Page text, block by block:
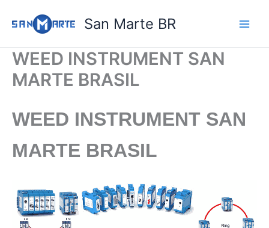
para
conteúdo
San Marte BR
WEED INSTRUMENT SAN
MARTE BRASIL
WEED INSTRUMENT SAN
MARTE BRASIL